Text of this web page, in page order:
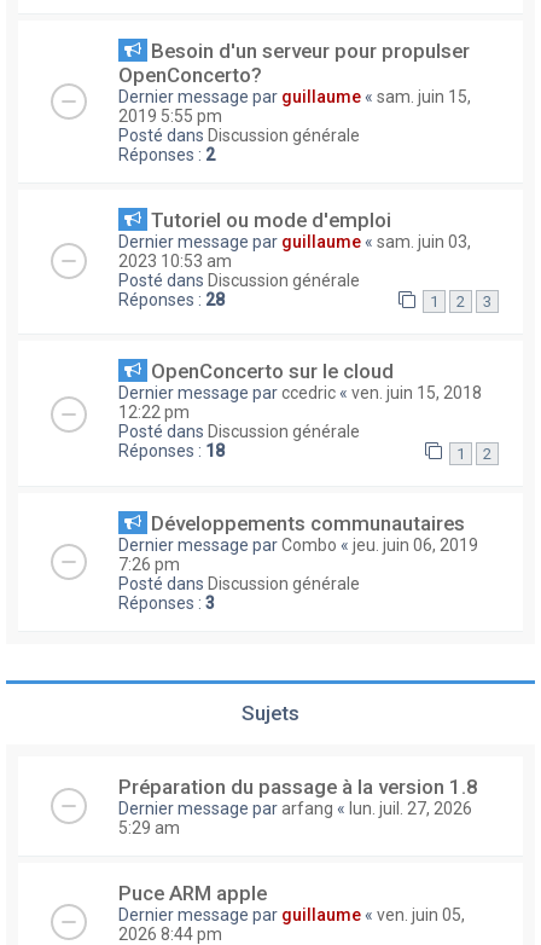
Besoin d'un serveur pour propulser
OpenConcerto?
Dernier message par guillaume « sam. juin 15,
2019 5:55 pm
Posté dans Discussion générale
Réponses : 2
Tutoriel ou mode d'emploi
Dernier message par guillaume « sam. juin 03,
2023 10:53 am
Posté dans Discussion générale
Réponses : 28 1 2 3
OpenConcerto sur le cloud
Dernier message parccedric « ven. juin 15, 2018
12:22 pm
Posté dans Discussion générale
Réponses : 18 1 2
Développements communautaires
Dernier message parCombo « jeu. juin 06, 2019
7:26 pm
Posté dans Discussion générale
Réponses : 3
Sujets
Préparation du passage à la version 1.8
Dernier message pararfang « lun. juil. 27, 2026
5:29 am
Puce ARM apple
Dernier message par guillaume « ven. juin 05,
2026 8:44 pm